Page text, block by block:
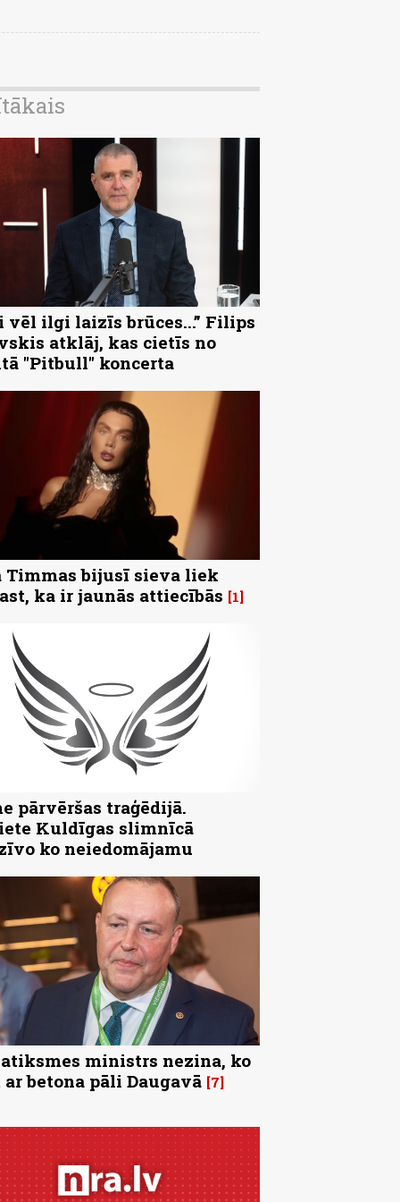
vēl ilgi laizīs brūces...” Filips
atklāj, kas cietīs no
"Pitbull" koncerta
Timmas bijusī sieva liek
ka ir jaunās attiecībās 1
pārvēršas traģēdijā.
Kuldīgas slimnīcā
ko neiedomājamu
ministrs nezina, ko
betona pāli Daugavā 7